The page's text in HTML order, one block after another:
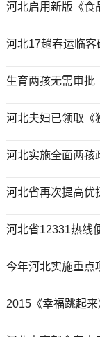
河北启用新版《食
河北17趟春运临客
生育两孩无需审批
河北夫妇已领取《
河北实施全面两孩
河北省再次提高优
河北省12331热线
今年河北实施重点
2015《幸福跳起